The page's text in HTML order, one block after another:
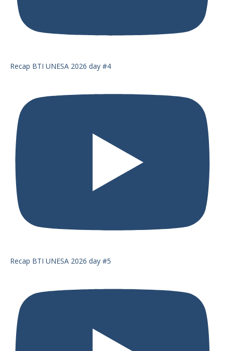
Recap BTI UNESA 2026 day #4
Recap BTI UNESA 2026 day #5